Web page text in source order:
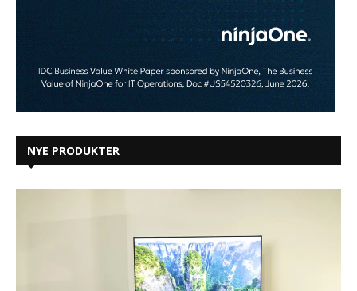
NYE PRODUKTER